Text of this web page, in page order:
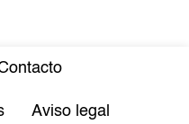
Aviso legal